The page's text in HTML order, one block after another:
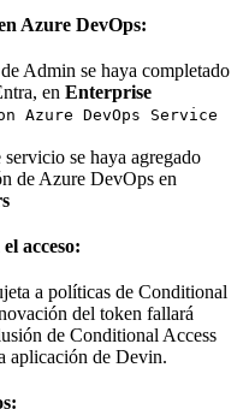
Azure DevOps:
Admin se haya completado
en Enterprise
Azure DevOps Service
se haya agregado
de Azure DevOps en
acceso:
a políticas de Conditional
del token fallará
de Conditional Access
aplicación de Devin.